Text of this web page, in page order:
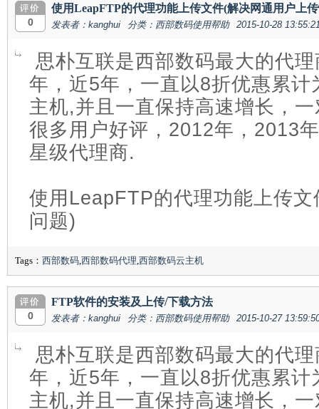
0
使用LeapFTP的代理功能上传文件(解决网通用户上
发表者：kanghui 分类：西部数码使用帮助 2015-10-28
思朴互联是西部数码最大的代
年，近5年，一直以8折优惠累
主机,并且一直保持高速增长，
很多用户好评，2012年，2013
星级代理商.
使用LeapFTP的代理功能上传
问题)
Tags： 西部数码,西部数码代理,西部数码云主机
0
FTP软件的安装及上传/下载方法
发表者：kanghui 分类：西部数码使用帮助 2015-10-27
思朴互联是西部数码最大的代
年，近5年，一直以8折优惠累
主机,并且一直保持高速增长，